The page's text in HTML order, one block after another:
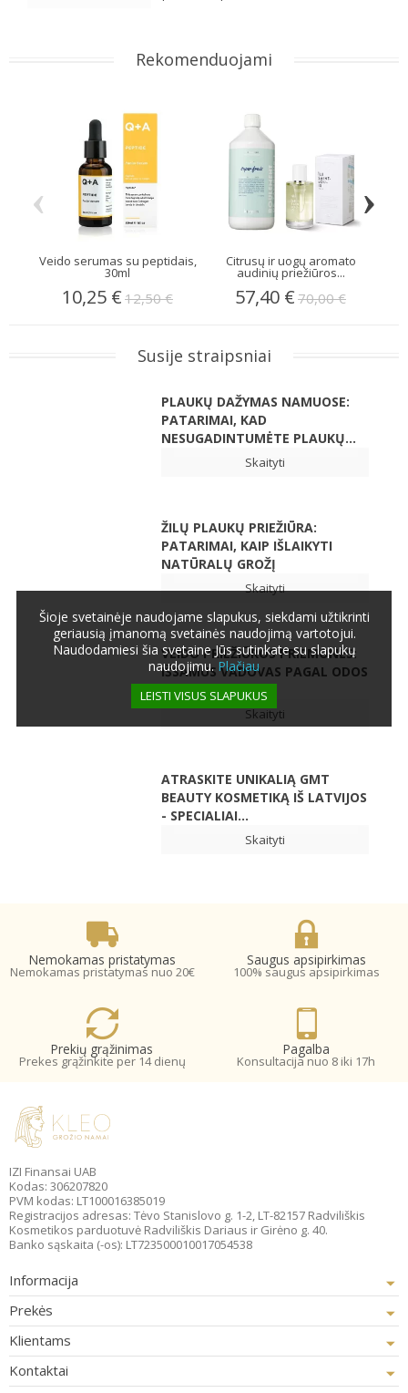
Rekomenduojami
Veido serumas su peptidais,
30ml
10,25 € 12,50 €
Citrusų ir uogų aromato
audinių priežiūros...
57,40 € 70,00 €
‹ ›
Susije straipsniai
PLAUKŲ DAŽYMAS NAMUOSE:
PATARIMAI, KAD
NESUGADINTUMĖTE PLAUKŲ...
Skaityti
ŽILŲ PLAUKŲ PRIEŽIŪRA:
PATARIMAI, KAIP IŠLAIKYTI
NATŪRALŲ GROŽĮ
Skaityti
VEIDO PRIEŽIŪROS PRIEMONĖS:
IŠSAMUS VADOVAS PAGAL ODOS
TIPUS IR...
Skaityti
ATRASKITE UNIKALIĄ GMT
BEAUTY KOSMETIKĄ IŠ LATVIJOS
- SPECIALIAI...
Skaityti
Nemokamas pristatymas
Nemokamas pristatymas nuo 20€
Saugus apsipirkimas
100% saugus apsipirkimas
Prekių grąžinimas
Prekes grąžinkite per 14 dienų
Pagalba
Konsultacija nuo 8 iki 17h
IZI Finansai UAB
Kodas: 306207820
PVM kodas: LT100016385019
Registracijos adresas: Tėvo Stanislovo g. 1-2, LT-82157 Radviliškis
Kosmetikos parduotuvė Radviliškis Dariaus ir Girėno g. 40.
Banko sąskaita (-os): LT723500010017054538
Informacija
Prekės
Klientams
Kontaktai
Šioje svetainėje naudojame slapukus, siekdami užtikrinti
geriausią įmanomą svetainės naudojimą vartotojui.
Naudodamiesi šia svetaine Jūs sutinkate su slapukų
naudojimu. Plačiau
LEISTI VISUS SLAPUKUS